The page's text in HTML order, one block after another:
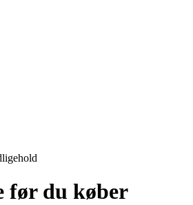
før du køber